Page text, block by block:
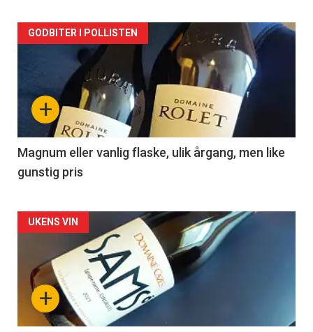
Forsiden
akkurat
nå
3
+
GODBITER I POLLISTEN
Magnum eller vanlig flaske, ulik årgang, men like
gunstig pris
Forsiden
akkurat
nå+
UKENS VIN